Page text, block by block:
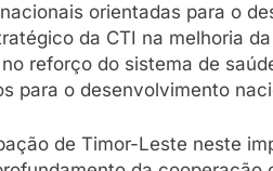
orientadas para o
da CTI na melhoria
reforço do sistema de
para o desenvolvimento
de Timor-Leste neste